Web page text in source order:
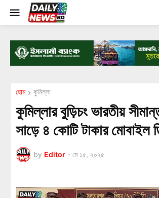
হোম কুমিল্লা
কুমিল্লার বুড়িচং ভারতীয়
সাড়ে ৪ কোটি টাকার মোবাইল
by Editor - মে ১৫, ২০২৫